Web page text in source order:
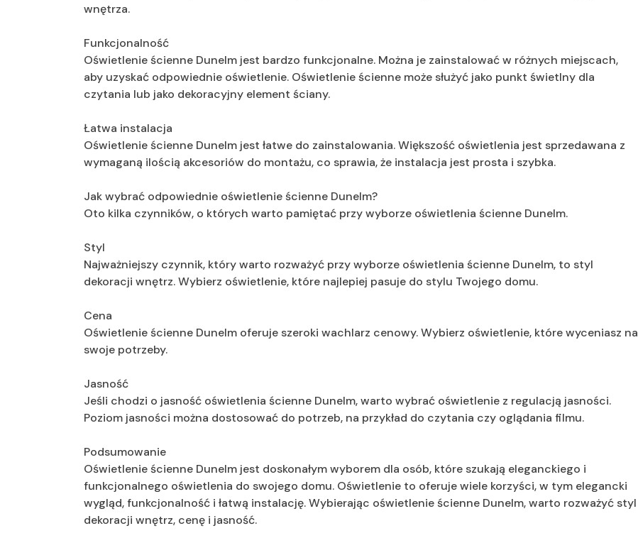
wnętrza.
Funkcjonalność
Oświetlenie ścienne Dunelm jest bardzo funkcjonalne. Można je zainstalować w różnych miejscach,
aby uzyskać odpowiednie oświetlenie. Oświetlenie ścienne może służyć jako punkt świetlny dla
czytania lub jako dekoracyjny element ściany.
Łatwa instalacja
Oświetlenie ścienne Dunelm jest łatwe do zainstalowania. Większość oświetlenia jest sprzedawana z
wymaganą ilością akcesoriów do montażu, co sprawia, że instalacja jest prosta i szybka.
Jak wybrać odpowiednie oświetlenie ścienne Dunelm?
Oto kilka czynników, o których warto pamiętać przy wyborze oświetlenia ścienne Dunelm.
Styl
Najważniejszy czynnik, który warto rozważyć przy wyborze oświetlenia ścienne Dunelm, to styl
dekoracji wnętrz. Wybierz oświetlenie, które najlepiej pasuje do stylu Twojego domu.
Cena
Oświetlenie ścienne Dunelm oferuje szeroki wachlarz cenowy. Wybierz oświetlenie, które wyceniasz na
swoje potrzeby.
Jasność
Jeśli chodzi o jasność oświetlenia ścienne Dunelm, warto wybrać oświetlenie z regulacją jasności.
Poziom jasności można dostosować do potrzeb, na przykład do czytania czy oglądania filmu.
Podsumowanie
Oświetlenie ścienne Dunelm jest doskonałym wyborem dla osób, które szukają eleganckiego i
funkcjonalnego oświetlenia do swojego domu. Oświetlenie to oferuje wiele korzyści, w tym elegancki
wygląd, funkcjonalność i łatwą instalację. Wybierając oświetlenie ścienne Dunelm, warto rozważyć styl
dekoracji wnętrz, cenę i jasność.